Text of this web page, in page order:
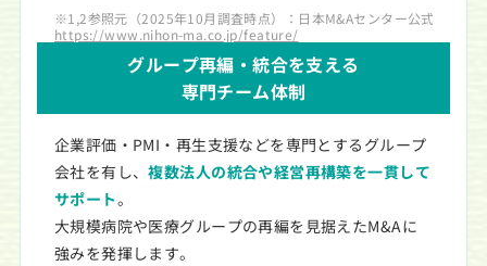
※1,2参照元（2025年10月調査時点）：日本M&Aセンター公式HP
https://www.nihon-ma.co.jp/feature/
グループ再編・統合を支える
専門チーム体制
企業評価・PMI・再生支援などを専門とするグループ
会社を有し、複数法人の統合や経営再構築を一貫して
サポート。
大規模病院や医療グループの再編を見据えたM&Aに
強みを発揮します。